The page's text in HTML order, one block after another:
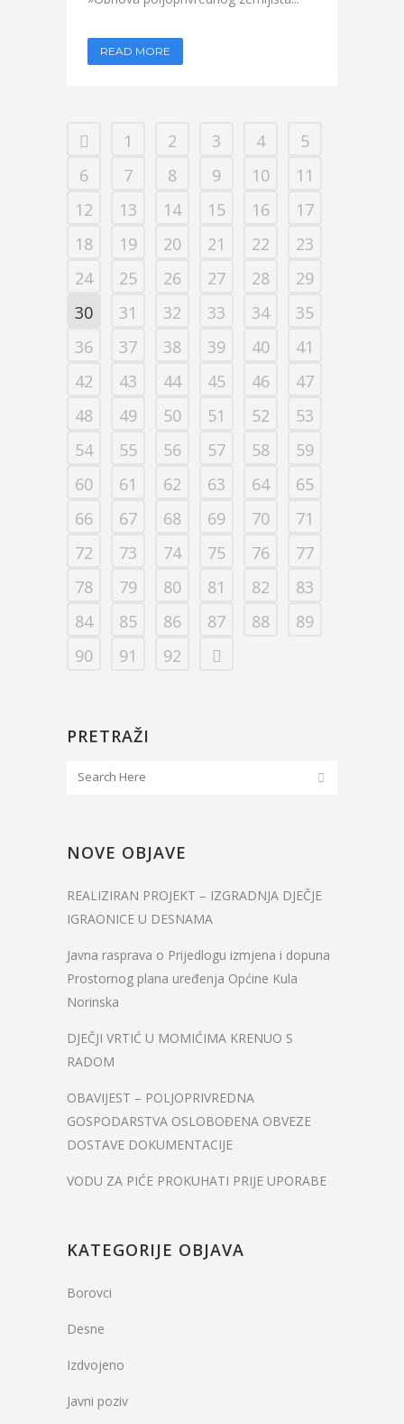
READ MORE
1 2 3 4
5
6
7 8 9 10
11
12
13 14 15 16
17
18
19 20 21 22
23
24
25 26 27 28
29
30
31 32 33 34
35
36
37 38 39 40
41
42
43 44 45 46
47
48
49 50 51 52
53
54
55 56 57 58
59
60
61 62 63 64
65
66
67 68 69 70
71
72
73 74 75 76
77
78
79 80 81 82
83
84
85 86 87 88
89
90
91 92
PRETRAŽI
NOVE OBJAVE
REALIZIRAN PROJEKT – IZGRADNJA DJEČJE
IGRAONICE U DESNAMA
Javna rasprava o Prijedlogu izmjena i dopuna
Prostornog plana uređenja Općine Kula
Norinska
DJEČJI VRTIĆ U MOMIĆIMA KRENUO S
RADOM
OBAVIJEST – POLJOPRIVREDNA
GOSPODARSTVA OSLOBOĐENA OBVEZE
DOSTAVE DOKUMENTACIJE
VODU ZA PIĆE PROKUHATI PRIJE UPORABE
KATEGORIJE OBJAVA
Borovci
Desne
Izdvojeno
Javni poziv